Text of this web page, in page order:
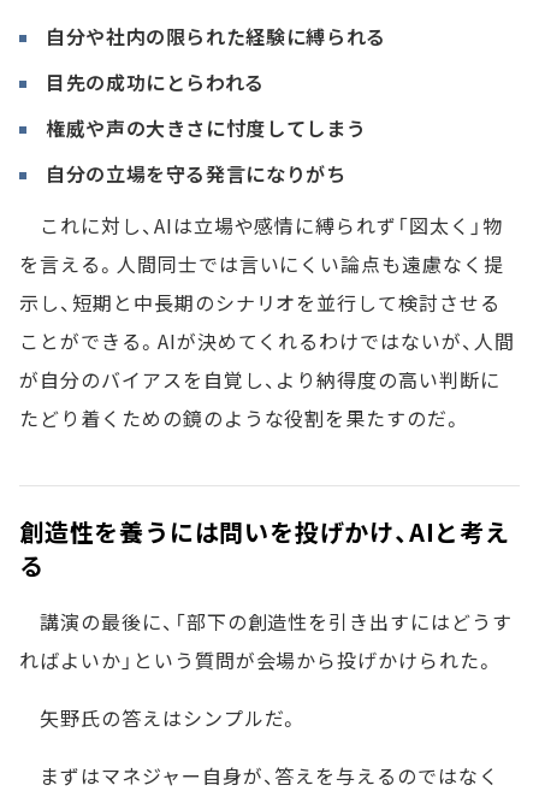
自分や社内の限られた経験に縛られる
目先の成功にとらわれる
権威や声の大きさに忖度してしまう
自分の立場を守る発言になりがち
これに対し、AIは立場や感情に縛られず「図太く」物
を言える。人間同士では言いにくい論点も遠慮なく提
示し、短期と中長期のシナリオを並行して検討させる
ことができる。AIが決めてくれるわけではないが、人間
が自分のバイアスを自覚し、より納得度の高い判断に
たどり着くための鏡のような役割を果たすのだ。
創造性を養うには問いを投げかけ、AIと考え
る
講演の最後に、「部下の創造性を引き出すにはどうす
ればよいか」という質問が会場から投げかけられた。
矢野氏の答えはシンプルだ。
まずはマネジャー自身が、答えを与えるのではなく